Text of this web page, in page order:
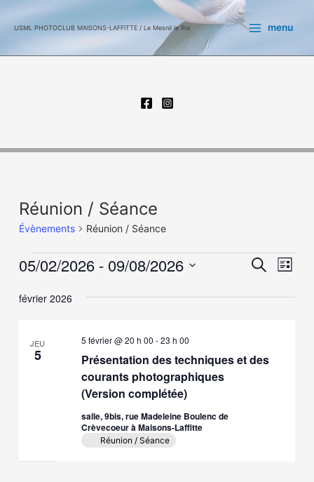
USML PHOTOCLUB MAISONS-LAFFITTE / Le Mesnil le Roi menu
Réunion / Séance
Évènements Réunion / Séance
Évènements
Recherche
Liste
05/02/2026 - 09/08/2026
une
février 2026
JEU
5
Présentation des techniques et des
courants photographiques
(Version complétée)
5 février @ 20 h 00 -23 h 00
salle, 9bis, rue Madeleine Boulenc de
Crèvecoeur à Maisons-Laffitte
Réunion / Séance